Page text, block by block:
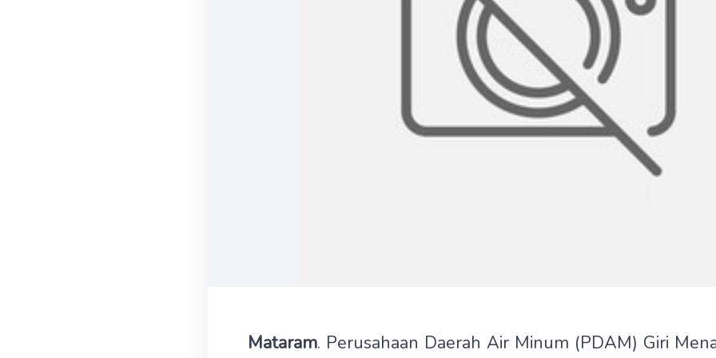
Mataram. Perusahaan Daerah Air Minum (PDAM) Giri